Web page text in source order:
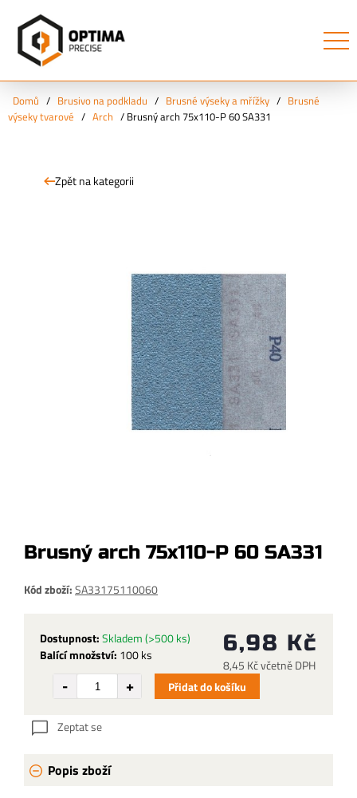
Domů / Brusivo na podkladu / Brusné výseky a mřížky / Brusné
výseky tvarové / Arch / Brusný arch 75x110-P 60 SA331
Zpět na kategorii
Brusný arch 75x110-P 60 SA331
Kód zboží:SA33175110060
Dostupnost:Skladem(>500 ks)
Balící množství: 100 ks 6,98 Kč
8,45 Kč včetně DPH
Přidat do košíku
Zeptat se
Popis zboží